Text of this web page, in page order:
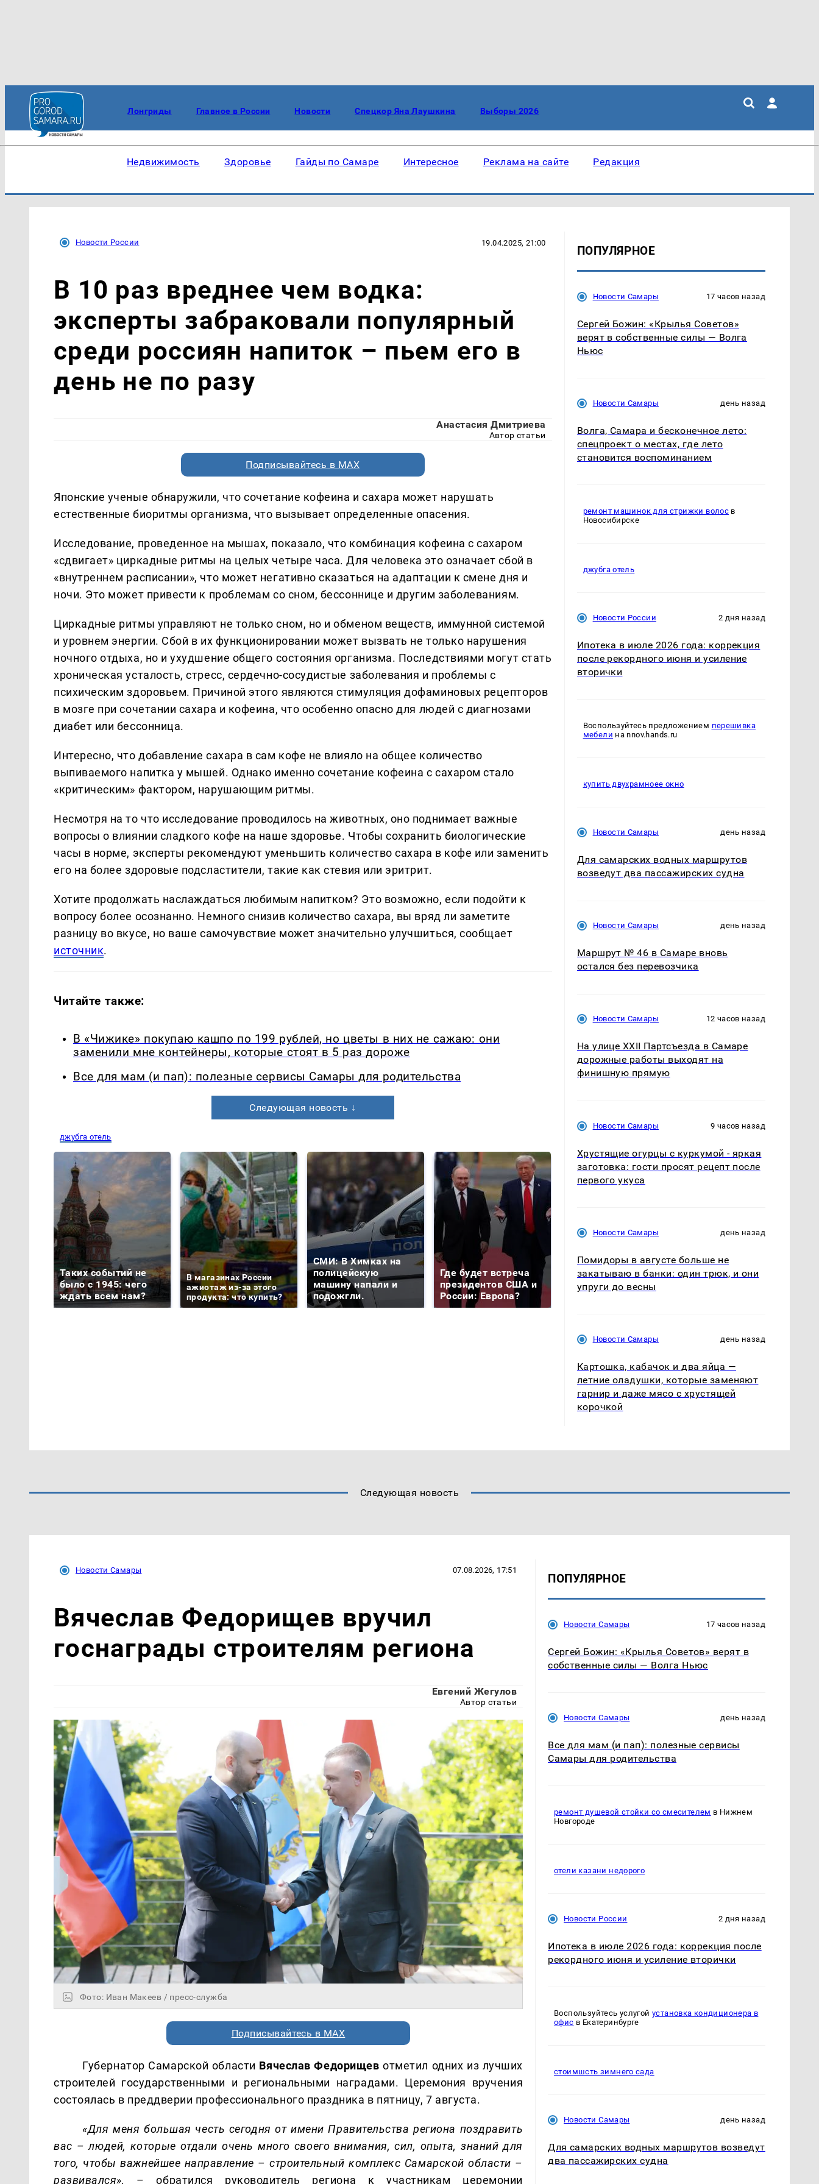
Лонгриды Главное в России Новости Спецкор Яна Лаушкина Выборы 2026
Недвижимость Здоровье Гайды по Самаре Интересное Реклама на сайте Редакция
Новости России 19.04.2025, 21:00
В 10 раз вреднее чем водка:
эксперты забраковали популярный
среди россиян напиток – пьем его в
день не по разу
Анастасия Дмитриева
Автор статьи
Подписывайтесь в MAX
Японские ученые обнаружили, что сочетание кофеина и сахара может нарушать
естественные биоритмы организма, что вызывает определенные опасения.
Исследование, проведенное на мышах, показало, что комбинация кофеина с сахаром
«сдвигает» циркадные ритмы на целых четыре часа. Для человека это означает сбой в
«внутреннем расписании», что может негативно сказаться на адаптации к смене дня и
ночи. Это может привести к проблемам со сном, бессоннице и другим заболеваниям.
Циркадные ритмы управляют не только сном, но и обменом веществ, иммунной системой
и уровнем энергии. Сбой в их функционировании может вызвать не только нарушения
ночного отдыха, но и ухудшение общего состояния организма. Последствиями могут стать
хроническая усталость, стресс, сердечно-сосудистые заболевания и проблемы с
психическим здоровьем. Причиной этого являются стимуляция дофаминовых рецепторов
в мозге при сочетании сахара и кофеина, что особенно опасно для людей с диагнозами
диабет или бессонница.
Интересно, что добавление сахара в сам кофе не влияло на общее количество
выпиваемого напитка у мышей. Однако именно сочетание кофеина с сахаром стало
«критическим» фактором, нарушающим ритмы.
Несмотря на то что исследование проводилось на животных, оно поднимает важные
вопросы о влиянии сладкого кофе на наше здоровье. Чтобы сохранить биологические
часы в норме, эксперты рекомендуют уменьшить количество сахара в кофе или заменить
его на более здоровые подсластители, такие как стевия или эритрит.
Хотите продолжать наслаждаться любимым напитком? Это возможно, если подойти к
вопросу более осознанно. Немного снизив количество сахара, вы вряд ли заметите
разницу во вкусе, но ваше самочувствие может значительно улучшиться, сообщает
источник.
Читайте также:
В «Чижике» покупаю кашпо по 199 рублей, но цветы в них не сажаю: они
заменили мне контейнеры, которые стоят в 5 раз дороже
Все для мам (и пап): полезные сервисы Самары для родительства
Следующая новость ↓
джубга отель
Таких событий не
было с 1945: чего
ждать всем нам?
В магазинах России
ажиотаж из-за этого
продукта: что купить?
СМИ: В Химках на
полицейскую
машину напали и
подожгли.
Где будет встреча
президентов США и
России: Европа?
На Урале из казны
были украдены 18
Такую зиму в России
ПОПУЛЯРНОЕ
Новости Самары 17 часов назад
Сергей Божин: «Крылья Советов»
верят в собственные силы — Волга
Ньюс
Новости Самары день назад
Волга, Самара и бесконечное лето:
спецпроект о местах, где лето
становится воспоминанием
ремонт машинок для стрижки волос в
Новосибирске
джубга отель
Новости России 2 дня назад
Ипотека в июле 2026 года: коррекция
после рекордного июня и усиление
вторички
Воспользуйтесь предложением перешивка
мебели на nnov.hands.ru
купить двухрамноее окно
Новости Самары день назад
Для самарских водных маршрутов
возведут два пассажирских судна
Новости Самары день назад
Маршрут № 46 в Самаре вновь
остался без перевозчика
Новости Самары 12 часов назад
На улице XXII Партсъезда в Самаре
дорожные работы выходят на
финишную прямую
Новости Самары 9 часов назад
Хрустящие огурцы с куркумой - яркая
заготовка: гости просят рецепт после
первого укуса
Новости Самары день назад
Помидоры в августе больше не
закатываю в банки: один трюк, и они
упруги до весны
Новости Самары день назад
Картошка, кабачок и два яйца —
летние оладушки, которые заменяют
гарнир и даже мясо с хрустящей
корочкой
Следующая новость
Новости Самары 07.08.2026, 17:51
Вячеслав Федорищев вручил
госнаграды строителям региона
Евгений Жегулов
Автор статьи
Фото: Иван Макеев / пресс-служба
Подписывайтесь в MAX
Губернатор Самарской области Вячеслав Федорищев отметил одних из лучших
строителей государственными и региональными наградами. Церемония вручения
состоялась в преддверии профессионального праздника в пятницу, 7 августа.
«Для меня большая честь сегодня от имени Правительства региона поздравить
вас – людей, которые отдали очень много своего внимания, сил, опыта, знаний для
того, чтобы важнейшее направление – строительный комплекс Самарской области –
развивался»,
– обратился руководитель региона к участникам церемонии
ПОПУЛЯРНОЕ
Новости Самары 17 часов назад
Сергей Божин: «Крылья Советов» верят в
собственные силы — Волга Ньюс
Новости Самары день назад
Все для мам (и пап): полезные сервисы
Самары для родительства
ремонт душевой стойки со смесителем в Нижнем
Новгороде
отели казани недорого
Новости России 2 дня назад
Ипотека в июле 2026 года: коррекция после
рекордного июня и усиление вторички
Воспользуйтесь услугойустановка кондиционера в
офис в Екатеринбурге
стоимшсть зимнего сада
Новости Самары день назад
Для самарских водных маршрутов возведут
два пассажирских судна